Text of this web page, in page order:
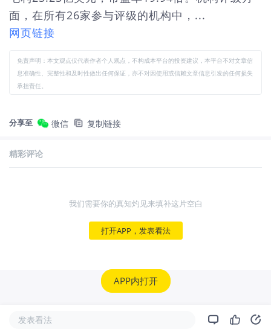
面，在所有26家参与评级的机构中，...
网页链接
免责声明：本文观点仅代表作者个人观点，不构成本平台的投资建议，本平台不对文章信
息准确性、完整性和及时性做出任何保证，亦不对因使用或信赖文章信息引发的任何损失
承担责任。
分享至 微信 复制链接
精彩评论
我们需要你的真知灼见来填补这片空白
打开APP，发表看法
APP内打开
发表看法